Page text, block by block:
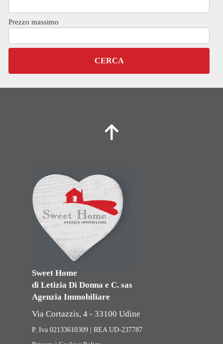
Prezzo massimo
Sweet Home
di Letizia Di Donna e C. sas
Agenzia Immobiliare
Via Cortazzis, 4 - 33100 Udine
P. Iva 02133610309 | REA UD-237787